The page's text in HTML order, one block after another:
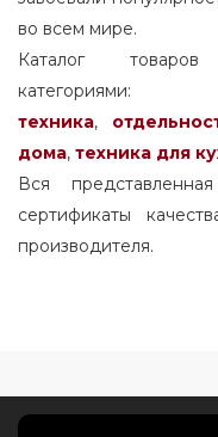
во всем мире.
Каталог
техника,
дома, техника для
Вся
сертификаты
производителя.